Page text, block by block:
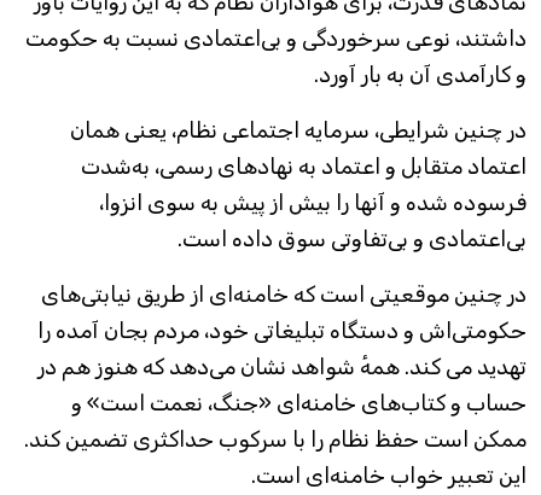
داشتند، نوعی سرخوردگی و بی‌اعتمادی نسبت به حکومت
و کارآمدی آن به بار آورد.
در چنین شرایطی، سرمایه اجتماعی نظام، یعنی همان
اعتماد متقابل و اعتماد به نهادهای رسمی، به‌شدت
فرسوده شده و آنها را بیش از پیش به سوی انزوا،
بی‌اعتمادی و بی‌تفاوتی سوق داده است.
در چنین موقعیتی است که خامنه‌ای از طریق نیابتی‌های
حکومتی‌اش و دستگاه تبلیغاتی خود، مردم بجان آمده را
تهدید می کند. همه‌ٔ شواهد نشان می‌دهد که هنوز هم در
حساب و کتاب‌های خامنه‌ای «جنگ، نعمت است» و
ممکن است حفظ نظام را با سرکوب حداکثری تضمین کند.
این تعبیر خواب خامنه‌ای‌ است.